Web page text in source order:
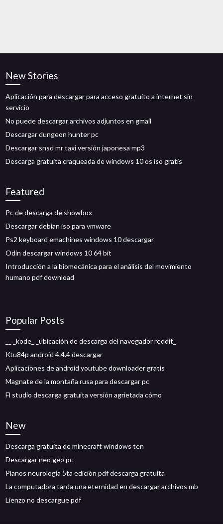
New Stories
Aplicación para descargar para acceso gratuito a internet sin
servicio
No puede descargar archivos adjuntos en gmail
Descargar dungeon hunter pc
Descargar snsd mr taxi versión japonesa mp3
Descarga gratuita craqueada de windows 10 os iso gratis
Featured
Pc de descarga de showbox
Descargar debian iso para vmware
Ps2 keyboard emachines windows 10 descargar
Odin descargar windows 10 64 bit
Introducción a la biomecánica para el análisis del movimiento
humano pdf download
Popular Posts
__ _kode_ _ubicación de descarga del navegador reddit_
Ktu84p android 4.4.4 descargar
Aplicaciones de android youtube downloader gratis
Magnate de la montaña rusa para descargar pc
Fl studio descarga gratuita versión agrietada cómo
New
Descarga gratuita de minecraft windows ten
Descargar neo geo pc
Planos neurología 5ta edición pdf descarga gratuita
La computadora tarda una eternidad en descargar archivos mb
Lienzo no descargue pdf